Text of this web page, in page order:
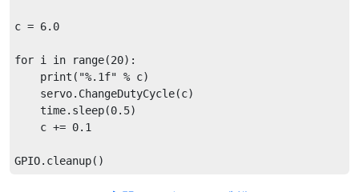
c = 6.0
for i in range(20):
    print("%.1f" % c)
    servo.ChangeDutyCycle(c)
    time.sleep(0.5)
    c += 0.1